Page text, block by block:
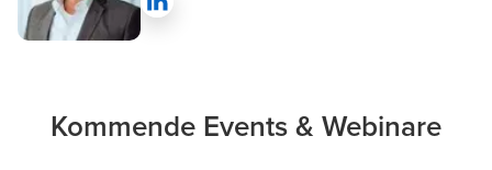
Kommende Events & Webinare